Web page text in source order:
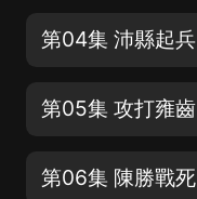
第04集 沛縣起兵
第05集 攻打雍齒
第06集 陳勝戰死